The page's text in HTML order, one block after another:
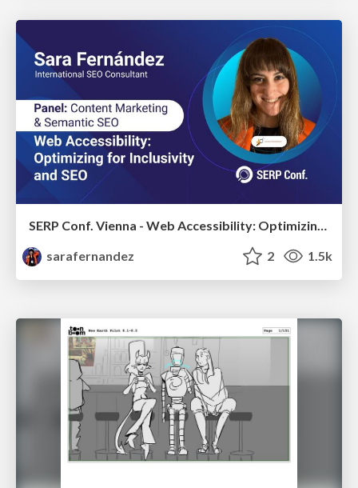
sarafernandez
2 1.5k